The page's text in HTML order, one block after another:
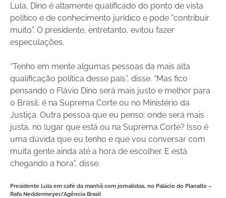
Lula, Dino é altamente qualificado do ponto de vista
político e de conhecimento jurídico e pode “contribuir
muito”. O presidente, entretanto, evitou fazer
especulações.
“Tenho em mente algumas pessoas da mais alta
qualificação política desse país”, disse. “Mas fico
pensando o Flávio Dino será mais justo e melhor para
o Brasil, é na Suprema Corte ou no Ministério da
Justiça. Outra pessoa que eu penso: onde será mais
justa, no lugar que está ou na Suprema Corte? Isso é
uma dúvida que eu tenho e que vou conversar com
muita gente ainda até a hora de escolher. E está
chegando a hora”, disse.
Presidente Lula em café da manhã com jornalistas, no Palácio do Planalto –
Rafa Neddermeyer/Agência Brasil